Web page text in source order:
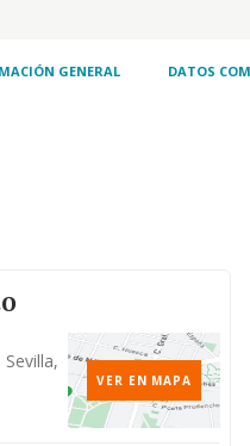
GENERAL DATOS
VER EN MAPA